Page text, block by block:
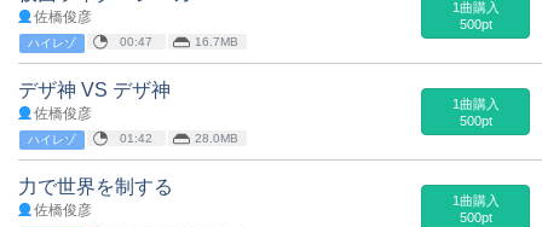
佐橋俊彦
ハイレゾ 00:47 16.7MB
1曲購入
500pt
デザ神 VS デザ神
佐橋俊彦
ハイレゾ 01:42 28.0MB
1曲購入
500pt
力で世界を制する
佐橋俊彦
1曲購入
500pt